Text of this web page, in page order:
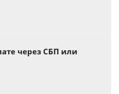
через СБП или